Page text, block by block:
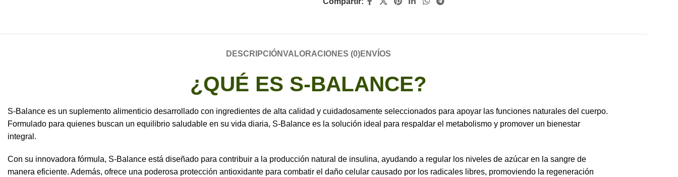
DESCRIPCIÓNVALORACIONES (0)ENVÍOS
¿QUÉ ES S-BALANCE?
S-Balance es un suplemento alimenticio desarrollado con ingredientes de alta calidad y cuidadosamente seleccionados para apoyar las funciones naturales del cuerpo.
Formulado para quienes buscan un equilibrio saludable en su vida diaria, S-Balance es la solución ideal para respaldar el metabolismo y promover un bienestar
integral.
Con su innovadora fórmula, S-Balance está diseñado para contribuir a la producción natural de insulina, ayudando a regular los niveles de azúcar en la sangre de
manera eficiente. Además, ofrece una poderosa protección antioxidante para combatir el daño celular causado por los radicales libres, promoviendo la regeneración